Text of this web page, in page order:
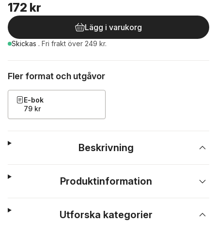
172 kr
Lägg i varukorg
Skickas . Fri frakt över 249 kr.
Fler format och utgåvor
E-bok
79 kr
Beskrivning
Produktinformation
Utforska kategorier